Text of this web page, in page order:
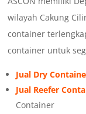
wilayah Cakung
container
container untuk
Jual Dry
Jual Reefer
Container